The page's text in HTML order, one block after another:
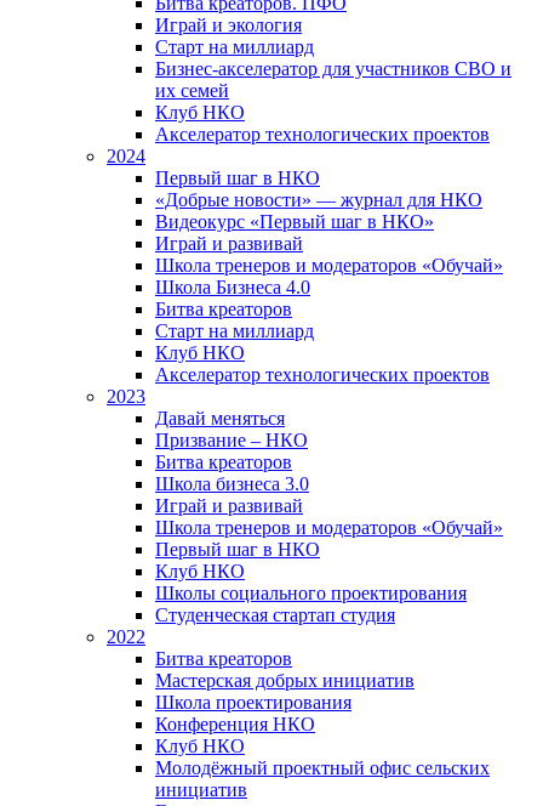
Играй и экология
Старт на миллиард
Бизнес-акселератор для участников СВО и
их семей
Клуб НКО
Акселератор технологических проектов
2024
Первый шаг в НКО
«Добрые новости» — журнал для НКО
Видеокурс «Первый шаг в НКО»
Играй и развивай
Школа тренеров и модераторов «Обучай»
Школа Бизнеса 4.0
Битва креаторов
Старт на миллиард
Клуб НКО
Акселератор технологических проектов
2023
Давай меняться
Призвание – НКО
Битва креаторов
Школа бизнеса 3.0
Играй и развивай
Школа тренеров и модераторов «Обучай»
Первый шаг в НКО
Клуб НКО
Школы социального проектирования
Студенческая стартап студия
2022
Битва креаторов
Мастерская добрых инициатив
Школа проектирования
Конференция НКО
Клуб НКО
Молодёжный проектный офис сельских
инициатив